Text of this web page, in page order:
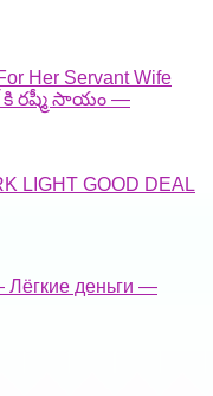
Her Servant Wife
కి రష్మీ సాయం —
LIGHT GOOD DEAL
Лёгкие деньги —